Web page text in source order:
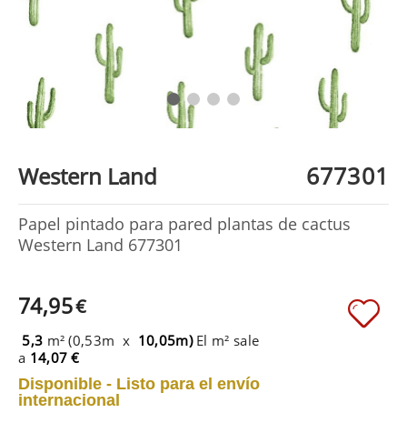
Western Land 677301
Papel pintado para pared plantas de cactus
Western Land 677301
74,95€
5,3 m² (0,53m x 10,05m) El m² sale
a 14,07 €
Disponible - Listo para el envío
internacional